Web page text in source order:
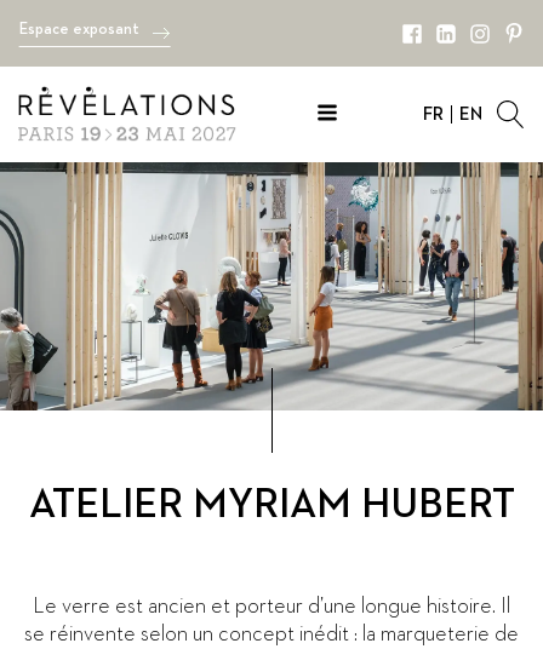
Espace exposant
FR EN
ATELIER MYRIAM HUBERT
Le verre est ancien et porteur d’une longue histoire. Il
se réinvente selon un concept inédit : la marqueterie de